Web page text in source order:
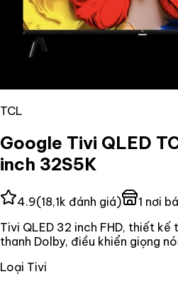
TCL
Google Tivi QLED
inch 32S5K
4.9(18,1k đánh giá) 1 nơi
Tivi QLED 32 inch FHD, thiết kế
thanh Dolby, điều khiển giọng
Loại Tivi